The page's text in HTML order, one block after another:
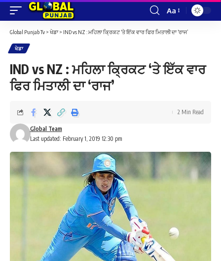
Font
Resizer
Aa
Global Punjab Tv > ਖੇਡਾ> IND vs NZ : ਮਹਿਲਾ ਕ੍ਰਿਕਟ ‘ਤੇ ਇੱਕ ਵਾਰ ਫਿਰ ਮਿਤਾਲੀ ਦਾ ‘ਰਾਜ’
ਖੇਡਾ
IND vs NZ : ਮਹਿਲਾ ਕ੍ਰਿਕਟ ‘ਤੇ ਇੱਕ ਵਾਰ
ਫਿਰ ਮਿਤਾਲੀ ਦਾ ‘ਰਾਜ’
Last updated: February 1, 2019 12:30 pm
Global Team
2 Min Read